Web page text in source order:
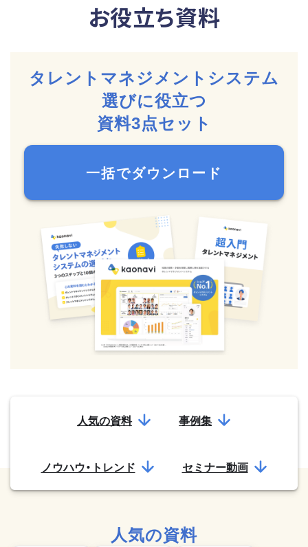
お役立ち資料
タレントマネジメントシステム
選びに役立つ
資料3点セット
一括でダウンロード
人気の資料 事例集
ノウハウ・トレンド セミナー動画
人気の資料